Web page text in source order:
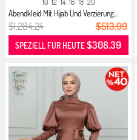
10 12 14 16 18 20
Abendkleid Mit Hijab Und Verzierung...
$1,284.24 $513.99
SPEZIELL FÜR HEUTE$308.39